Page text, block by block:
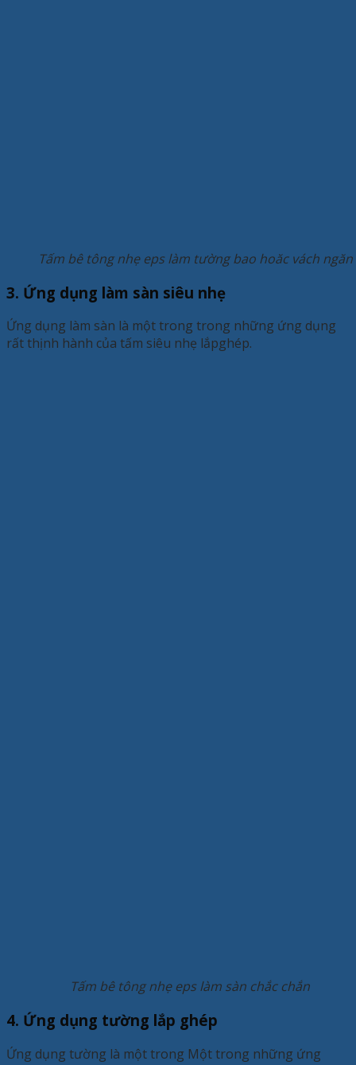
Tấm bê tông nhẹ eps làm tường bao hoăc vách
3. Ứng dụng làm sàn siêu nhẹ
Ứng dụng làm sàn là một trong trong những ứng dụng
rất thịnh hành của tấm siêu nhẹ lắpghép.
Tấm bê tông nhẹ eps làm sàn chắc chắn
4. Ứng dụng tường lắp ghép
Ứng dụng tường là một trong Một trong những ứng